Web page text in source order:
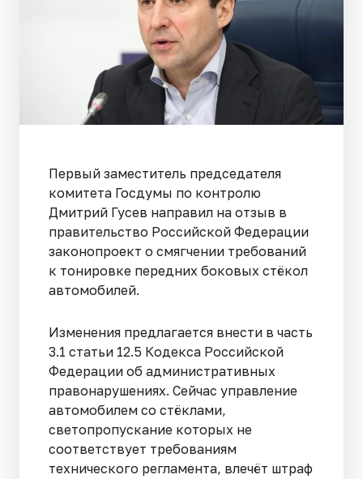
Первый заместитель председателя
комитета Госдумы по контролю
Дмитрий Гусев направил на отзыв в
правительство Российской Федерации
законопроект о смягчении требований
к тонировке передних боковых стёкол
автомобилей.
Изменения предлагается внести в часть
3.1 статьи 12.5 Кодекса Российской
Федерации об административных
правонарушениях. Сейчас управление
автомобилем со стёклами,
светопропускание которых не
соответствует требованиям
технического регламента, влечёт штраф